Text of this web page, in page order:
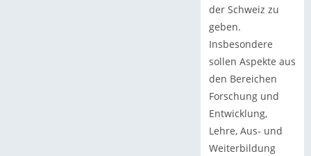
der Schweiz zu
geben.
Insbesondere
sollen Aspekte aus
den Bereichen
Forschung und
Entwicklung,
Lehre, Aus- und
Weiterbildung